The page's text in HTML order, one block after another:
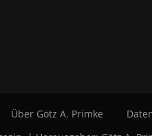
Über Götz A. Primke